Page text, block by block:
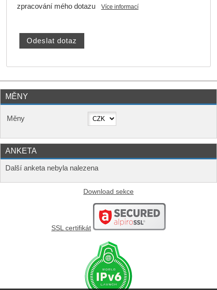
zpracování mého dotazu
Více informací
MĚNY
Měny
ANKETA
Další anketa nebyla nalezena
Download sekce
SSL certifikát